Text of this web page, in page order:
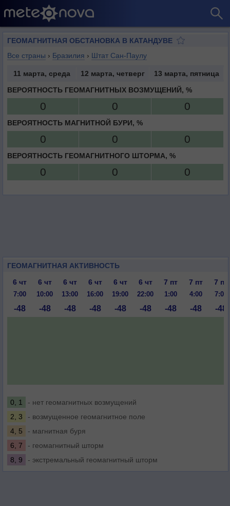
ГЕОМАГНИТНАЯ ОБСТАНОВКА В КАТАНДУВЕ
Все страны › Бразилия › Штат Сан-Паулу
11 марта, среда 12 марта, четверг
13 марта, пятница
ВЕРОЯТНОСТЬ ГЕОМАГНИТНЫХ ВОЗМУЩЕНИЙ, %
0 0 0
ВЕРОЯТНОСТЬ МАГНИТНОЙ БУРИ, %
0 0 0
ВЕРОЯТНОСТЬ ГЕОМАГНИТНОГО ШТОРМА, %
0 0 0
ГЕОМАГНИТНАЯ АКТИВНОСТЬ
6 чт
6 чт 6 чт 6 чт 6 чт 6 чт 7 пт 7 пт 7 пт
7:00 10:00 13:00 16:00 19:00 22:00 1:00 4:00 7:00
-48 -48 -48 -48 -48 -48 -48 -48 -48
0, 1
- нет геомагнитных возмущений
2, 3
- возмущенное геомагнитное поле
4, 5
- магнитная буря
6, 7
- геомагнитный шторм
8, 9
- экстремальный геомагнитный шторм